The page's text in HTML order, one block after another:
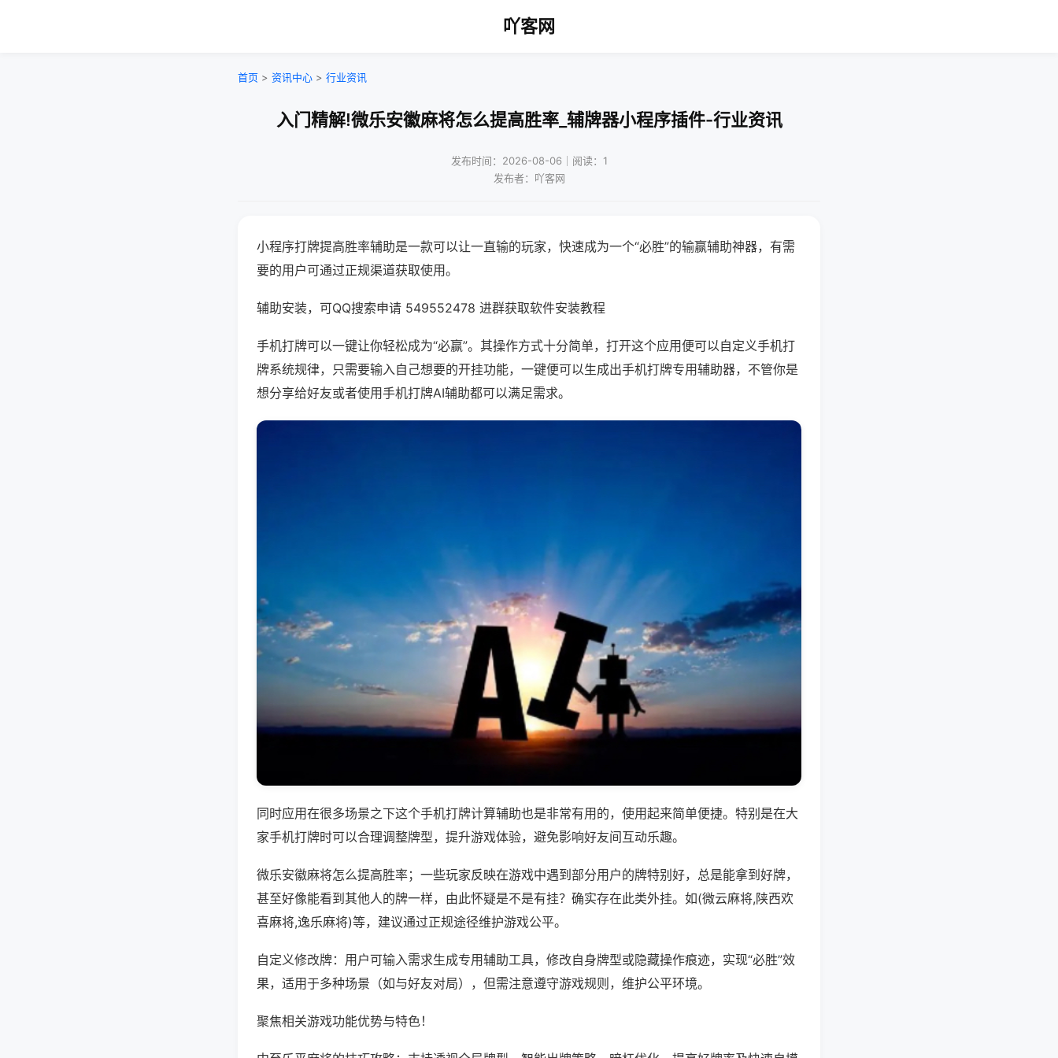
吖客网
首页 > 资讯中心 > 行业资讯
入门精解!微乐安徽麻将怎么提高胜率_辅牌器小程序插件-行业资讯
发布时间：2026-08-06｜阅读：1
发布者：吖客网
小程序打牌提高胜率辅助是一款可以让一直输的玩家，快速成为一个“必胜”的输赢辅助神器，有需
要的用户可通过正规渠道获取使用。
辅助安装，可QQ搜索申请 549552478 进群获取软件安装教程
手机打牌可以一键让你轻松成为“必赢”。其操作方式十分简单，打开这个应用便可以自定义手机打
牌系统规律，只需要输入自己想要的开挂功能，一键便可以生成出手机打牌专用辅助器，不管你是
想分享给好友或者使用手机打牌AI辅助都可以满足需求。
同时应用在很多场景之下这个手机打牌计算辅助也是非常有用的，使用起来简单便捷。特别是在大
家手机打牌时可以合理调整牌型，提升游戏体验，避免影响好友间互动乐趣。
微乐安徽麻将怎么提高胜率；一些玩家反映在游戏中遇到部分用户的牌特别好，总是能拿到好牌，
甚至好像能看到其他人的牌一样，由此怀疑是不是有挂？确实存在此类外挂。如(微云麻将,陕西欢
喜麻将,逸乐麻将)等，建议通过正规途径维护游戏公平。
自定义修改牌：用户可输入需求生成专用辅助工具，修改自身牌型或隐藏操作痕迹，实现“必胜”效
果，适用于多种场景（如与好友对局），但需注意遵守游戏规则，维护公平环境。
聚焦相关游戏功能优势与特色！